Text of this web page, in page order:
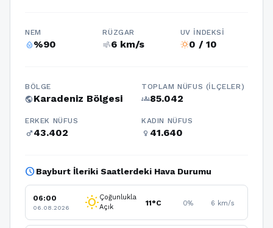
NEM
humidity_percentage%90
RÜZGAR
air6 km/s
UV İNDEKSI
wb_sunny0 / 10
BÖLGE
publicKaradeniz Bölgesi
TOPLAM NÜFUS (İLÇELER)
groups85.042
ERKEK NÜFUS
male43.402
KADIN NÜFUS
female 41.640
scheduleBayburt İleriki Saatlerdeki Hava Durumu
06:00
06.08.2026 wb_sunnyÇoğunlukla
Açık
11°C 0% 6 km/s